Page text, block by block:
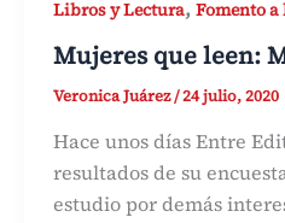
Libros y Lectura, Fomento
Mujeres que leen:
Veronica Juárez/24 julio, 2020
Hace unos días Entre
resultados de su
estudio por demás